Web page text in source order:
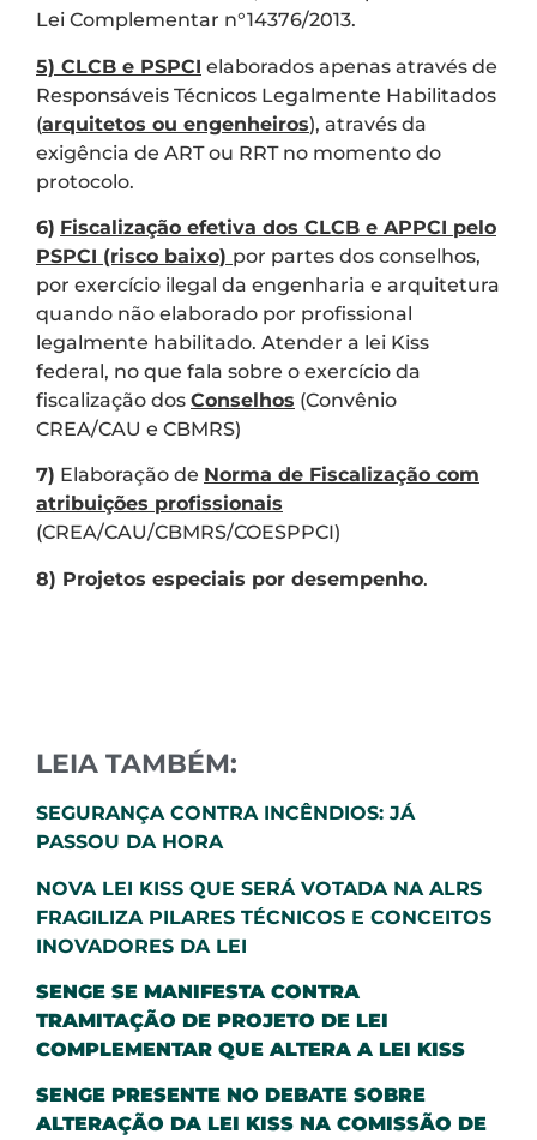
Lei Complementar n°14376/2013.
5) CLCB e PSPCI elaborados apenas através de
Responsáveis Técnicos Legalmente Habilitados
(arquitetos ou engenheiros), através da
exigência de ART ou RRT no momento do
protocolo.
6) Fiscalização efetiva dos CLCB e APPCI pelo
PSPCI (risco baixo) por partes dos conselhos,
por exercício ilegal da engenharia e arquitetura
quando não elaborado por profissional
legalmente habilitado. Atender a lei Kiss
federal, no que fala sobre o exercício da
fiscalização dos Conselhos (Convênio
CREA/CAU e CBMRS)
7) Elaboração de Norma de Fiscalização com
atribuições profissionais
(CREA/CAU/CBMRS/COESPPCI)
8) Projetos especiais por desempenho.
LEIA TAMBÉM:
SEGURANÇA CONTRA INCÊNDIOS: JÁ
PASSOU DA HORA
NOVA LEI KISS QUE SERÁ VOTADA NA ALRS
FRAGILIZA PILARES TÉCNICOS E CONCEITOS
INOVADORES DA LEI
SENGE SE MANIFESTA CONTRA
TRAMITAÇÃO DE PROJETO DE LEI
COMPLEMENTAR QUE ALTERA A LEI KISS
SENGE PRESENTE NO DEBATE SOBRE
ALTERAÇÃO DA LEI KISS NA COMISSÃO DE